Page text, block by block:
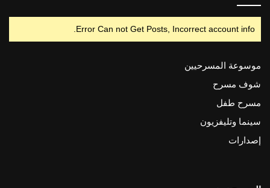
Error Can not Get Posts, Incorrect account info.
موسوعة المسرحيين
شوف مسرح
مسرح طفل
سينما وتليفزيون
إصدارات